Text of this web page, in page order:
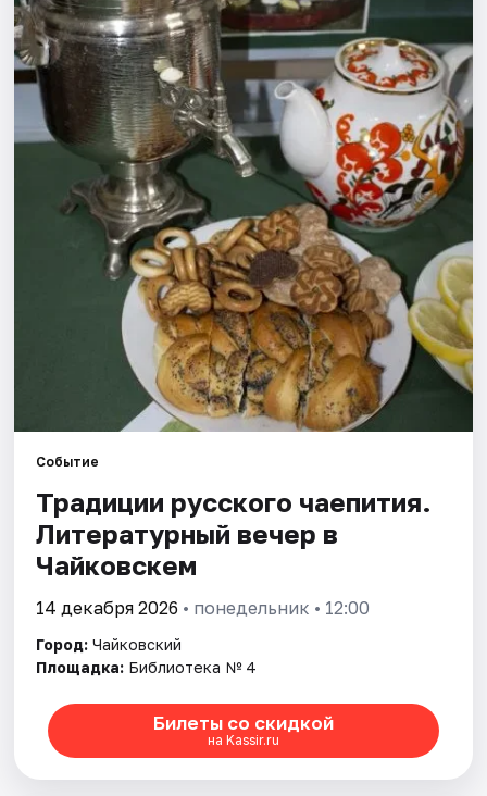
Рейтинги
Событие
Традиции русского чаепития.
Литературный вечер в
Чайковскем
14 декабря 2026 • понедельник • 12:00
Город: Чайковский
Площадка: Библиотека № 4
Билеты со скидкой
на Kassir.ru